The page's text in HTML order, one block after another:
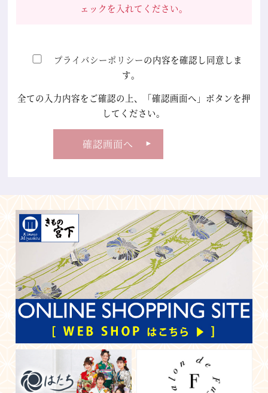
ェックを入れてください。
プライバシーポリシーの内容を確認し同意しま
す。
全ての入力内容をご確認の上、「確認画面へ」ボタンを押
してください。
確認画面へ ▲